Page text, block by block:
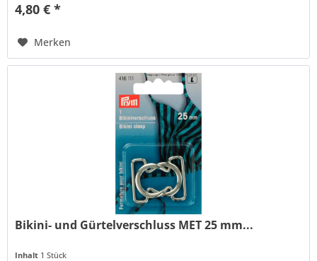
4,80 € *
Merken
Bikini- und Gürtelverschluss MET 25 mm...
Inhalt 1 Stück